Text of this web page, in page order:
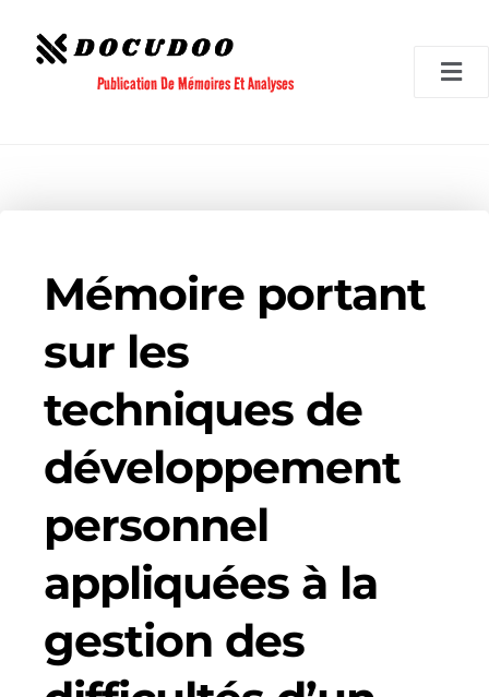
contenu
Publication De Mémoires Et Analyses
Mémoire portant
sur les
techniques de
développement
personnel
appliquées à la
gestion des